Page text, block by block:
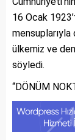
16 Ocak
mensuplarıyla
ülkemiz ve
söyledi.
“DÖNÜM